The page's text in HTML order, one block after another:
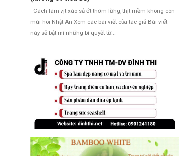
Cách làm vịt xào sả ớt thơm lừng, thịt mềm không còn
mùi hôi Nhật An Xem các bài viết của tác giả Bài viết
này sẽ bật mí những bí quyết từ...